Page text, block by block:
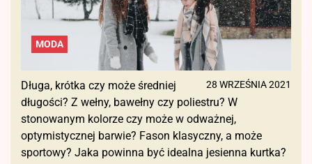
MODA
28 WRZEŚNIA 2021
Długa, krótka czy może średniej
długości? Z wełny, bawełny czy poliestru? W
stonowanym kolorze czy może w odważnej,
optymistycznej barwie? Fason klasyczny, a może
sportowy? Jaka powinna być idealna jesienna kurtka?